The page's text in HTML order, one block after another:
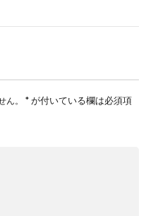
。 *が付いている欄は必須項